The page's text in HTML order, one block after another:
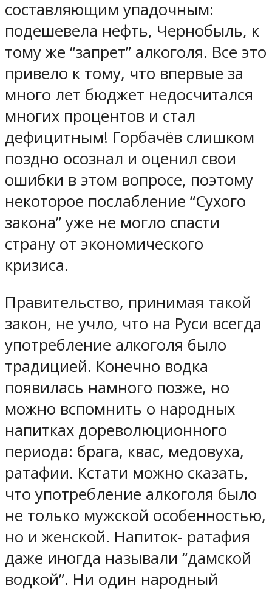
составляющим упадочным:
подешевела нефть, Чернобыль, к
тому же “запрет” алкоголя. Все это
привело к тому, что впервые за
много лет бюджет недосчитался
многих процентов и стал
дефицитным! Горбачёв слишком
поздно осознал и оценил свои
ошибки в этом вопросе, поэтому
некоторое послабление “Сухого
закона” уже не могло спасти
страну от экономического
кризиса.
Правительство, принимая такой
закон, не учло, что на Руси всегда
употребление алкоголя было
традицией. Конечно водка
появилась намного позже, но
можно вспомнить о народных
напитках дореволюционного
периода: брага, квас, медовуха,
ратафии. Кстати можно сказать,
что употребление алкоголя было
не только мужской особенностью,
но и женской. Напиток- ратафия
даже иногда называли “дамской
водкой”. Ни один народный